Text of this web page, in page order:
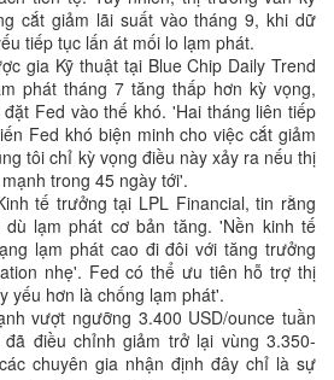
cắt giảm lãi suất vào tháng 9, khi dữ
tiếp tục lấn át mối lo lạm phát.
gia Kỹ thuật tại Blue Chip Daily Trend
phát tháng 7 tăng thấp hơn kỳ vọng,
Fed vào thế khó. 'Hai tháng liên tiếp
Fed khó biện minh cho việc cắt giảm
tôi chỉ kỳ vọng điều này xảy ra nếu thị
trong 45 ngày tới'.
tế trưởng tại LPL Financial, tin rằng
lạm phát cơ bản tăng. 'Nền kinh tế
lạm phát cao đi đôi với tăng trưởng
nhẹ'. Fed có thể ưu tiên hỗ trợ thị
yếu hơn là chống lạm phát'.
vượt ngưỡng 3.400 USD/ounce tuần
điều chỉnh giảm trở lại vùng 3.350-
chuyên gia nhận định đây chỉ là sự